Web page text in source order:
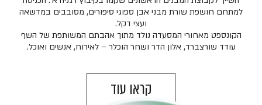
למתחם חושפת שורת מבני אבן ספוגי סיפורים, מסובבים במדשאה
ועצי דקל.
הקונספט מאחורי המסעדה נולד מתוך אהבתם המשותפת של השף
עודד שורצברד, אלון הדר ושחר הוכלר – לאירוח, אנשים ואוכל.
קראו עוד